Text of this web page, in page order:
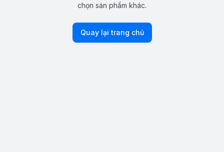
chọn sản phẩm khác.
Quay lại trang chủ